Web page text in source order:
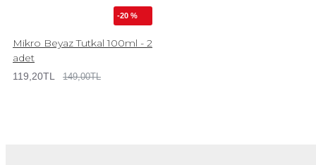
-20 %
Mikro Beyaz Tutkal 100ml - 2
adet
119,20TL 149,00TL